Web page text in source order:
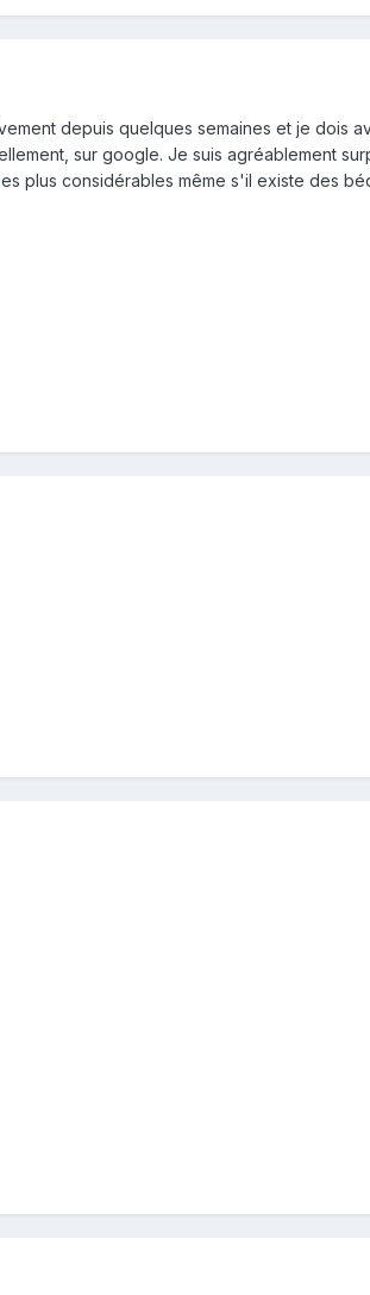
depuis quelques semaines et je dois
sur google. Je suis agréablement
plus considérables même s'il existe des